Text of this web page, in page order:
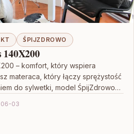
ŚPIJZDROWO
– komfort, który wspiera
materaca, który łączy sprężystość
do sylwetki, model ŚpijZdrowo
03